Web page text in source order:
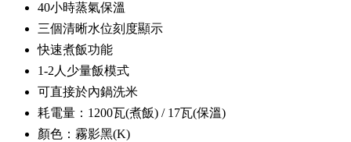
40小時蒸氣保溫
三個清晰水位刻度顯示
快速煮飯功能
1-2人少量飯模式
可直接於內鍋洗米
耗電量：1200瓦(煮飯) / 17瓦(保溫)
顏色：霧影黑(K)